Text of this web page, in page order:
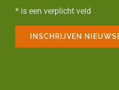
* is een verplicht veld